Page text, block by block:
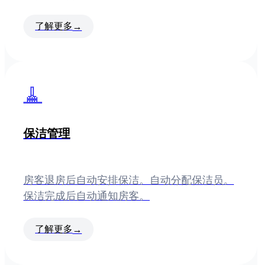
了解更多 →
🧹
保洁管理
房客退房后自动安排保洁。自动分配保洁员。
保洁完成后自动通知房客。
了解更多 →